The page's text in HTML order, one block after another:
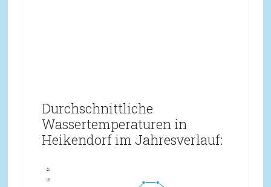
Durchschnittliche
Wassertemperaturen in
Heikendorf im Jahresverlauf: